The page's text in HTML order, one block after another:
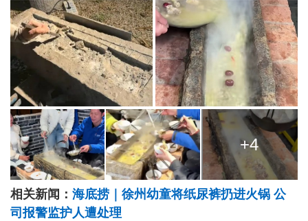
+4
相关新闻： 海底捞｜徐州幼童将纸尿裤扔进火锅 公
司报警监护人遭处理